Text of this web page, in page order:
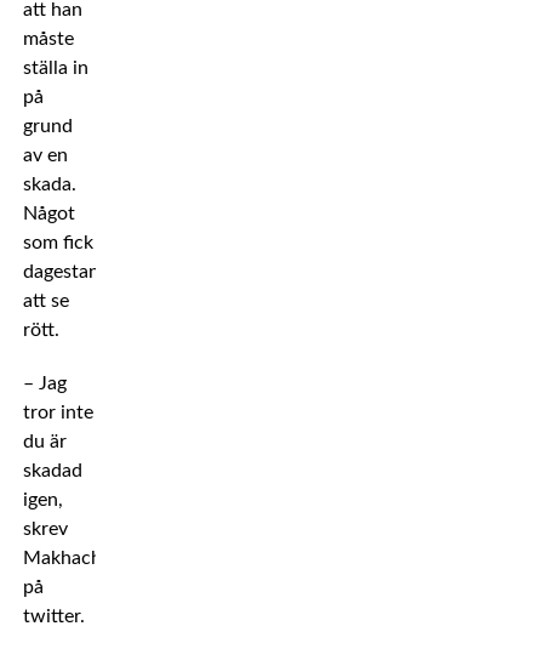
att han
måste
ställa in
på
grund
av en
skada.
Något
som fick
dagestaniern
att se
rött.
– Jag
tror inte
du är
skadad
igen,
skrev
Makhachev
på
twitter.